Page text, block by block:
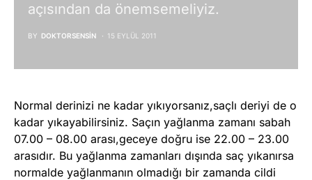
açısından da önemsemeliyiz.
BY DOKTORSENSIN 15 EYLÜL 2011
Normal derinizi ne kadar yıkıyorsanız,saçlı deriyi de o
kadar yıkayabilirsiniz. Saçın yağlanma zamanı sabah
07.00 – 08.00 arası,geceye doğru ise 22.00 – 23.00
arasıdır. Bu yağlanma zamanları dışında saç yıkanırsa
normalde yağlanmanın olmadığı bir zamanda cildi